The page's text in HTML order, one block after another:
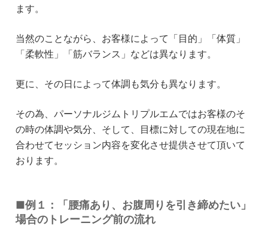
ます。
当然のことながら、お客様によって「目的」「体質」
「柔軟性」「筋バランス」などは異なります。
更に、その日によって体調も気分も異なります。
その為、パーソナルジムトリプルエムではお客様のそ
の時の体調や気分、そして、目標に対しての現在地に
合わせてセッション内容を変化させ提供させて頂いて
おります。
■例１：「腰痛あり、お腹周りを引き締めたい」
場合のトレーニング前の流れ